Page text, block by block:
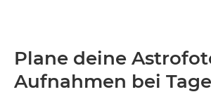
Plane deine
Aufnahmen bei